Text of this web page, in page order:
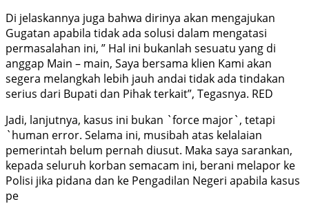
Di jelaskannya juga bahwa dirinya akan mengajukan
Gugatan apabila tidak ada solusi dalam mengatasi
permasalahan ini, ” Hal ini bukanlah sesuatu yang di
anggap Main – main, Saya bersama klien Kami akan
segera melangkah lebih jauh andai tidak ada tindakan
serius dari Bupati dan Pihak terkait”, Tegasnya. RED
Jadi, lanjutnya, kasus ini bukan `force major`, tetapi
`human error. Selama ini, musibah atas kelalaian
pemerintah belum pernah diusut. Maka saya sarankan,
kepada seluruh korban semacam ini, berani melapor ke
Polisi jika pidana dan ke Pengadilan Negeri apabila kasus
pe